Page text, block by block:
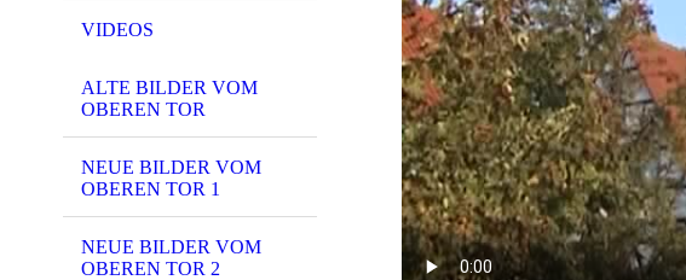
VIDEOS
ALTE BILDER VOM
OBEREN TOR
NEUE BILDER VOM
OBEREN TOR 1
NEUE BILDER VOM
OBEREN TOR 2